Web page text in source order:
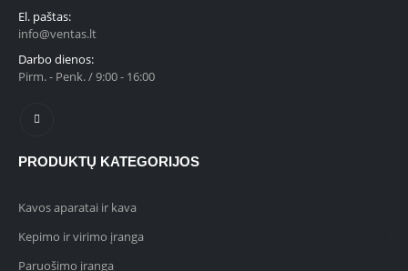
El. paštas:
info@ventas.lt
Darbo dienos:
Pirm. - Penk. / 9:00 - 16:00
PRODUKTŲ KATEGORIJOS
Kavos aparatai ir kava
Kepimo ir virimo įranga
Paruošimo įranga